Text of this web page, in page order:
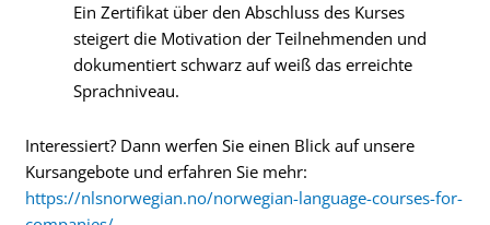
Ein Zertifikat über den Abschluss des Kurses
steigert die Motivation der Teilnehmenden und
dokumentiert schwarz auf weiß das erreichte
Sprachniveau.
Interessiert? Dann werfen Sie einen Blick auf unsere
Kursangebote und erfahren Sie mehr:
https://nlsnorwegian.no/norwegian-language-courses-for-